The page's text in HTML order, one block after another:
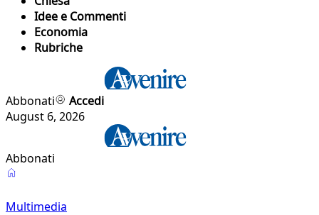
Idee e Commenti
Economia
Rubriche
Abbonati
Accedi
August 6, 2026
Abbonati
Multimedia